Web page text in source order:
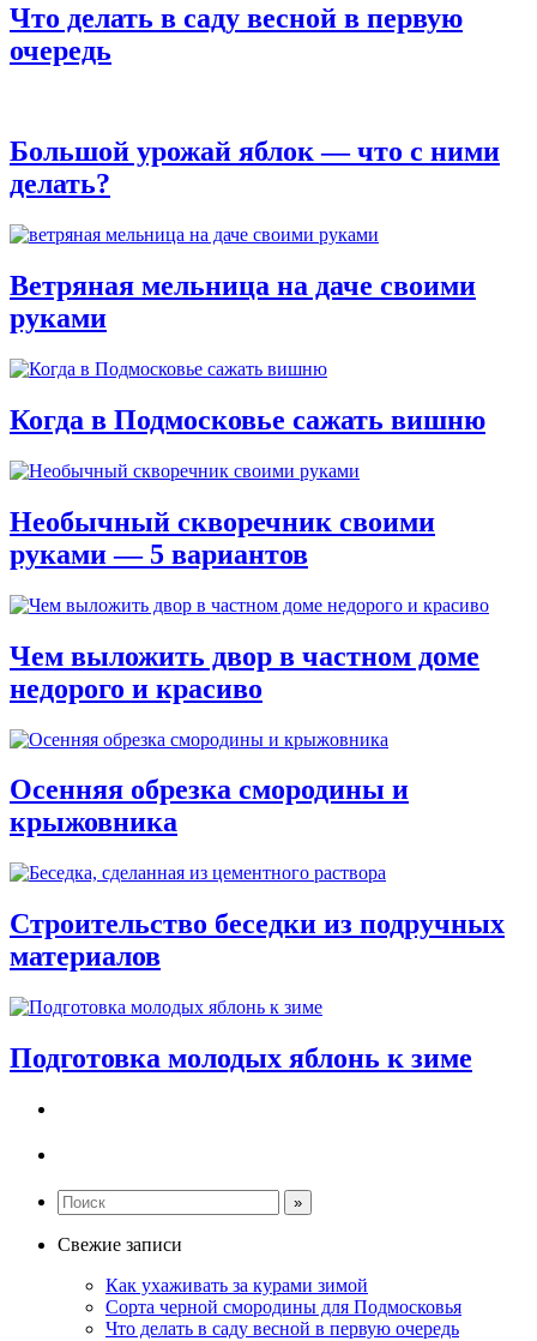
Что делать в саду весной в первую
очередь
Большой урожай яблок — что с ними
делать?
Ветряная мельница на даче своими
руками
Когда в Подмосковье сажать вишню
Необычный скворечник своими
руками — 5 вариантов
Чем выложить двор в частном доме
недорого и красиво
Осенняя обрезка смородины и
крыжовника
Строительство беседки из подручных
материалов
Подготовка молодых яблонь к зиме
Свежие записи
Как ухаживать за курами зимой
Сорта черной смородины для Подмосковья
Что делать в саду весной в первую очередь